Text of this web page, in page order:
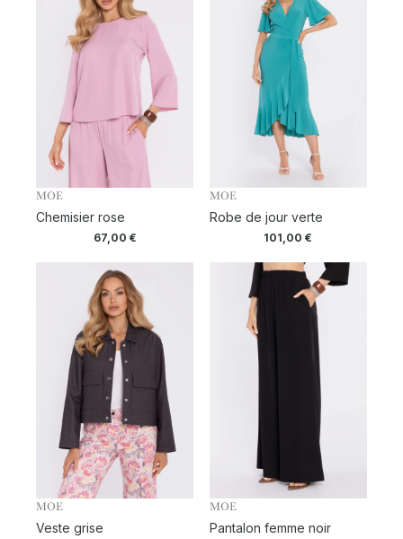
MOE
Chemisier rose
67,00 €
MOE
Robe de jour verte
101,00€
MOE
Veste grise
MOE
Pantalon femme noir